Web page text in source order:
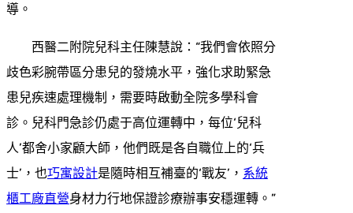
導。
西醫二附院兒科主任陳慧說：“我們會依照分
歧色彩腕帶區分患兒的發燒水平，強化求助緊急
患兒疾速處理機制，需要時啟動全院多學科會
診。兒科門急診仍處于高位運轉中，每位‘兒科
人’都舍小家顧大師，他們既是各自職位上的‘兵
士’，也巧寓設計是隨時相互補臺的‘戰友’， 系統
櫃工廠直營身材力行地保證診療辦事安穩運轉。”